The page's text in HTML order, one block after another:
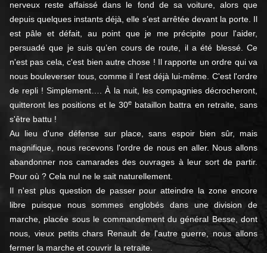
nerveux reste affaissé dans le fond de sa voiture, alors que
depuis quelques instants déjà, elle s’est arrêtée devant la porte. Il
est pâle et défait, au point que je me précipite pour l'aider,
persuadé que je suis qu’en cours de route, il a été blessé. Ce
n'est pas cela, c'est bien autre chose ! Il rapporte un ordre qui va
nous bouleverser tous, comme il l'est déjà lui-même. C'est l'ordre
de repli ! Simplement…. À la nuit, les compagnies décrocheront,
quitteront les positions et le 30e bataillon battra en retraite, sans
s'être battu !
Au lieu d'une défense sur place, sans espoir bien sûr, mais
magnifique, nous recevons l'ordre de nous en aller. Nous allons
abandonner nos camarades des ouvrages à leur sort de partir.
Pour où ? Cela nul ne le sait naturellement.
Il n'est plus question de passer pour atteindre la zone encore
libre puisque nous sommes englobés dans une division de
marche, placée sous le commandement du général Besse, dont
nous, vieux petits chars Renault de l'autre guerre, nous allons
fermer la marche et couvrir la retraite.